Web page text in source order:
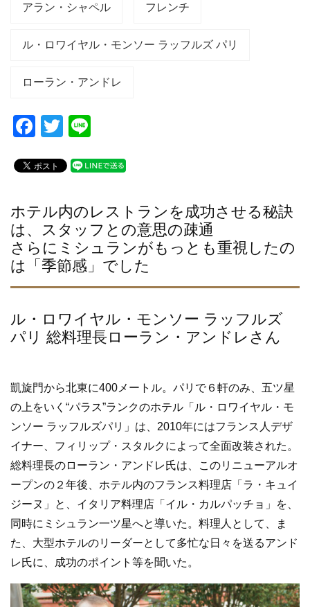
アラン・シャペル フレンチ
ル・ロワイヤル・モンソー ラッフルズ パリ
ローラン・アンドレ
F
c
b
o
o
k
T
tt
e
ホテル内のレストランを成功させる秘訣
は、スタッフとの意思の疎通
さらにミシュランがもっとも重視したの
は「季節感」でした
ル・ロワイヤル・モンソー ラッフルズ
パリ 総料理長ローラン・アンドレさん
凱旋門から北東に400メートル。パリで６軒のみ、五ツ星
の上をいく“パラス”ランクのホテル「ル・ロワイヤル・モ
ンソー ラッフルズパリ」は、2010年にはフランス人デザ
イナー、フィリップ・スタルクによって全面改装された。
総料理長のローラン・アンドレ氏は、このリニューアルオ
ープンの２年後、ホテル内のフランス料理店「ラ・キュイ
ジーヌ」と、イタリア料理店「イル・カルパッチョ」を、
同時にミシュラン一ツ星へと導いた。料理人として、ま
た、大型ホテルのリーダーとして多忙な日々を送るアンド
レ氏に、成功のポイント等を聞いた。